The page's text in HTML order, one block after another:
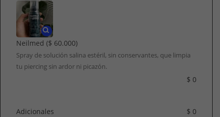
Neilmed ($ 60.000)
Spray de solución salina estéril, sin conservantes, que limpia
tu piercing sin ardor ni picazón.
$ 0
Adicionales $ 0